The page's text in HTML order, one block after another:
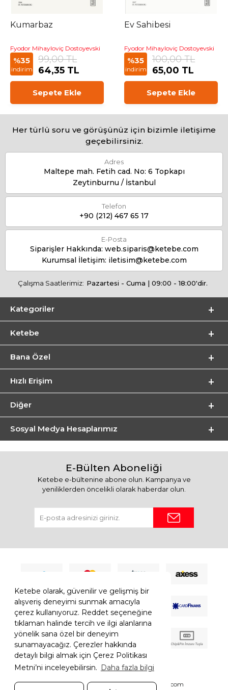
Ketebe olarak, güvenilir ve gelişmiş bir
alışveriş deneyimi sunmak amacıyla
çerez kullanıyoruz. Reddet seçeneğine
tıklaman halinde tercih ve ilgi alanlarına
yönelik sana özel bir deneyim
sunamayacağız. Çerezler hakkında
detaylı bilgi almak için Çerez Politikası
Metni’ni inceleyebilirsin. Daha fazla bilgi
Kumarbaz
Fyodor Mihayloviç Dostoyevski
%35
indirim
99,00 TL
64,35 TL
Sepete Ekle
Ev Sahibesi
Fyodor Mihayloviç Dostoyevski
%35
indirim
100,00 TL
65,00 TL
Sepete Ekle
Her türlü soru ve görüşünüz için bizimle iletişime
geçebilirsiniz.
Adres
Maltepe mah. Fetih cad. No: 6 Topkapı
Zeytinburnu / İstanbul
Telefon
+90 (212) 467 65 17
E-Posta
Siparişler Hakkında: web.siparis@ketebe.com
Kurumsal İletişim: iletisim@ketebe.com
Çalışma Saatlerimiz: Pazartesi - Cuma | 09:00 - 18:00'dir.
Kategoriler
Ketebe
Bana Özel
Hızlı Erişim
Diğer
Sosyal Medya Hesaplarımız
E-Bülten Aboneliği
Ketebe e-bültenine abone olun. Kampanya ve
yeniliklerden öncelikli olarak haberdar olun.
© 2026 Ketebe Tüm Hakkı Saklıdır. Ketebe.com